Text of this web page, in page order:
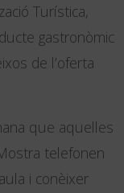
Turística,
gastronòmic
de l’oferta
que aquelles
telefonen
i conèixer